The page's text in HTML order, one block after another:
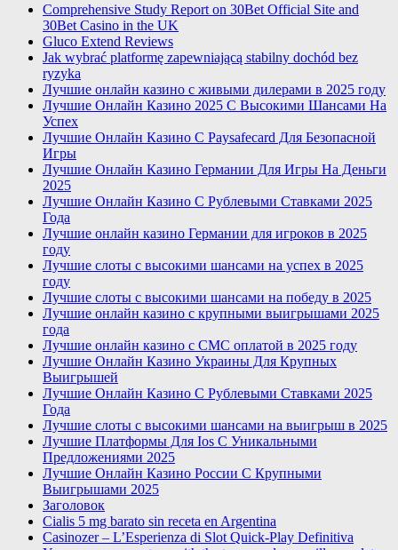
Comprehensive Study Report on 30Bet Official Site and
30Bet Casino in the UK
Gluco Extend Reviews
Jak wybrać platformę zapewniającą stabilny dochód bez
ryzyka
Лучшие онлайн казино с живыми дилерами в 2025 году
Лучшие Онлайн Казино 2025 С Высокими Шансами На
Успех
Лучшие Онлайн Казино С Paysafecard Для Безопасной
Игры
Лучшие Онлайн Казино Германии Для Игры На Деньги
2025
Лучшие Онлайн Казино С Рублевыми Ставками 2025
Года
Лучшие онлайн казино Германии для игроков в 2025
году
Лучшие слоты с высокими шансами на успех в 2025
году
Лучшие слоты с высокими шансами на победу в 2025
Лучшие онлайн казино с крупными выигрышами 2025
года
Лучшие онлайн казино с СМС оплатой в 2025 году
Лучшие Онлайн Казино Украины Для Крупных
Выигрышей
Лучшие Онлайн Казино С Рублевыми Ставками 2025
Года
Лучшие слоты с высокими шансами на выигрыш в 2025
Лучшие Платформы Для Ios С Уникальными
Предложениями 2025
Лучшие Онлайн Казино России С Крупными
Выигрышами 2025
Заголовок
Cialis 5 mg barato sin receta en Argentina
Casinozer – L’Esperienza di Slot Quick‑Play Definitiva